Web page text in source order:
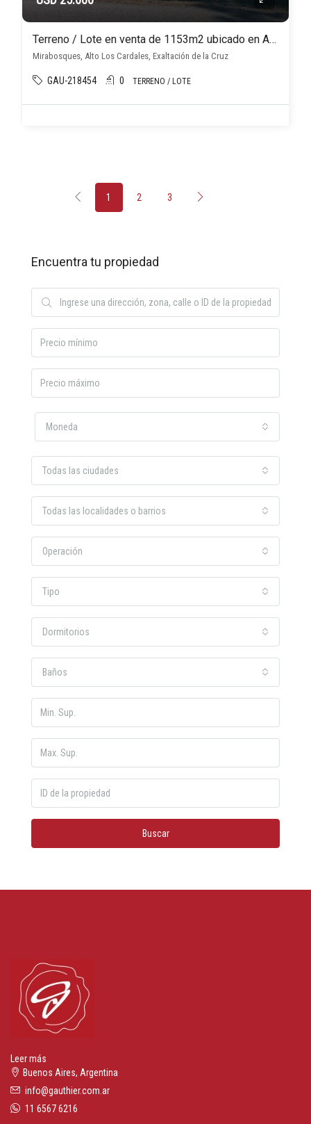
Terreno / Lote en venta de 1153m2 ubicado en Alto los Cardales
Mirabosques, Alto Los Cardales, Exaltación de la Cruz
GAU-218454 0 TERRENO / LOTE
1 2 3
Encuentra tu propiedad
Moneda
Todas las ciudades
Todas las localidades o barrios
Operación
Tipo
Dormitorios
Baños
Buscar
Leer más
Buenos Aires, Argentina
info@gauthier.com.ar
11 6567 6216